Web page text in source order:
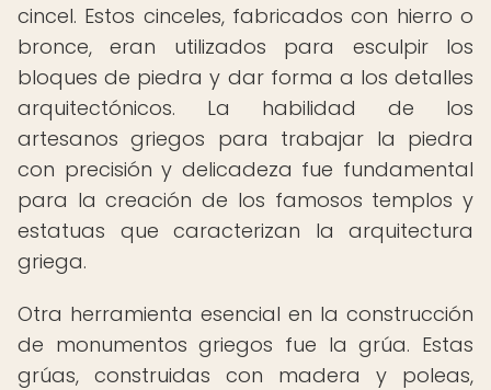
cincel. Estos cinceles, fabricados con hierro o
bronce, eran utilizados para esculpir los
bloques de piedra y dar forma a los detalles
arquitectónicos. La habilidad de los
artesanos griegos para trabajar la piedra
con precisión y delicadeza fue fundamental
para la creación de los famosos templos y
estatuas que caracterizan la arquitectura
griega.
Otra herramienta esencial en la construcción
de monumentos griegos fue la grúa. Estas
grúas, construidas con madera y poleas,